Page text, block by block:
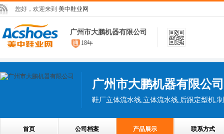
您好，欢迎来到 美中鞋业网
广州市大鹏机器有限公司
18年
广州市大鹏机器有限公司
首页 公司档案 产品展示 联系方式